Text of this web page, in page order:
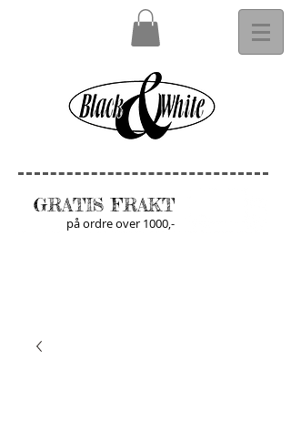
GRATIS FRAKT
på ordre over 1000,-